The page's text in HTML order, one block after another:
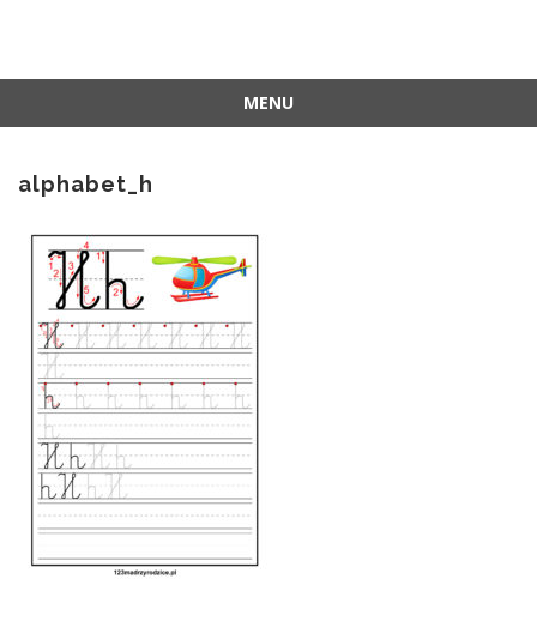
MENU
treścialphabet_h